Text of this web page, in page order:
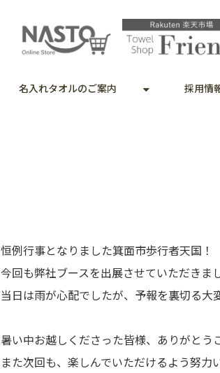
名入れタオルのご案内 採用情
恒例行事となりました箕面市歩行者天国！
今回も弊社ブースを出展させていただきま
当日は雨が心配でしたが、予報を裏切る大
暑い中お越しくださった皆様、ありがとう
また次回も、楽しんでいただけるよう努力